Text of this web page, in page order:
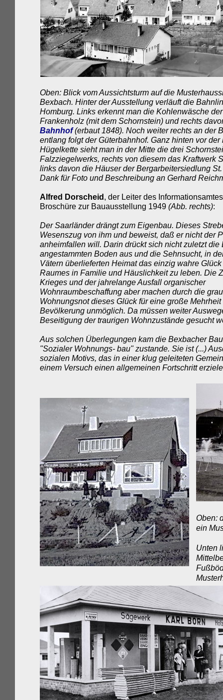
Oben: Blick vom Aussichtsturm auf die
Bexbach. Hinter der Ausstellung verläuft die
Homburg. Links erkennt man die Kohlenwäsche
Frankenholz (mit dem Schornstein) und rechts
Bahnhof(erbaut 1848). Noch weiter rechts an der
entlang folgt der Güterbahnhof. Ganz hinten vor
Hügelkette sieht man in der Mitte die drei
Falzziegelwerks, rechts von diesem das Kraftwerk
links davon die Häuser der Bergarbeitersiedlung
Dank für Foto und Beschreibung an Gerhard
Alfred Dorscheid, der Leiter des
Broschüre zur Bauausstellung 1949 (Abb. rechts):
Der Saarländer drängt zum Eigenbau. Dieses
Wesenszug von ihm und beweist, daß er nicht der
anheimfallen will. Darin drückt sich nicht zuletzt die
angestammten Boden aus und die Sehnsucht, in
Vätern überlieferten Heimat das einzig wahre
Raumes in Familie und Häuslichkeit zu leben. Die
Krieges und der jahrelange Ausfall organischer
Wohnraumbeschaffung aber machen durch die
Wohnungsnot dieses Glück für eine große Mehrheit
Bevölkerung unmöglich. Da müssen weiter
Beseitigung der traurigen Wohnzustände gesucht
Aus solchen Überlegungen kam die Bexbacher
"Sozialer Wohnungs- bau" zustande. Sie ist (...)
sozialen Motivs, das in einer klug geleiteten
einem Versuch einen allgemeinen Fortschritt
Oben:
ein
Unten